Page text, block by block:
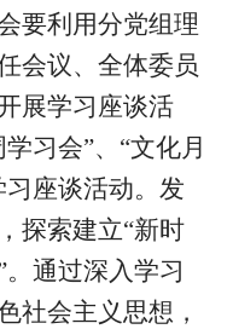
要利用分党组理
会议、全体委员
展学习座谈活
习会”、“文化月
座谈活动。发
探索建立“新时
通过深入学习
社会主义思想，